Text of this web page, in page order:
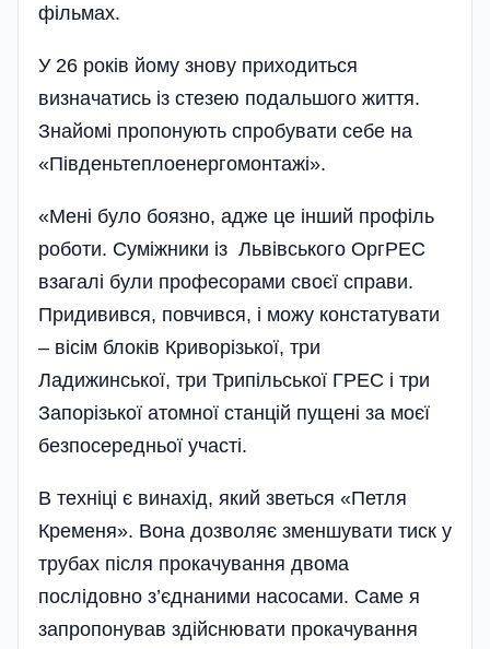
фільмах.
У 26 років йому знову приходиться
визначатись із стезею подальшого життя.
Знайомі пропонують спробувати себе на
«Південьтепло­енергомонтажі».
«Мені було боязно, адже це інший профіль
роботи. Суміжники із Львівського ОргРЕС
взагалі були професорами своєї справи.
Придивився, повчився, і можу констатувати
– вісім блоків Криворізької, три
Ладижинської, три Трипільської ГРЕС і три
Запорізької атомної станцій пущені за моєї
безпосередньої участі.
В техніці є винахід, який зветься «Петля
Кременя». Вона дозволяє зменшувати тиск у
трубах після прокачування двома
послідовно з’єднаними насосами. Саме я
запропонував здійснювати прокачування